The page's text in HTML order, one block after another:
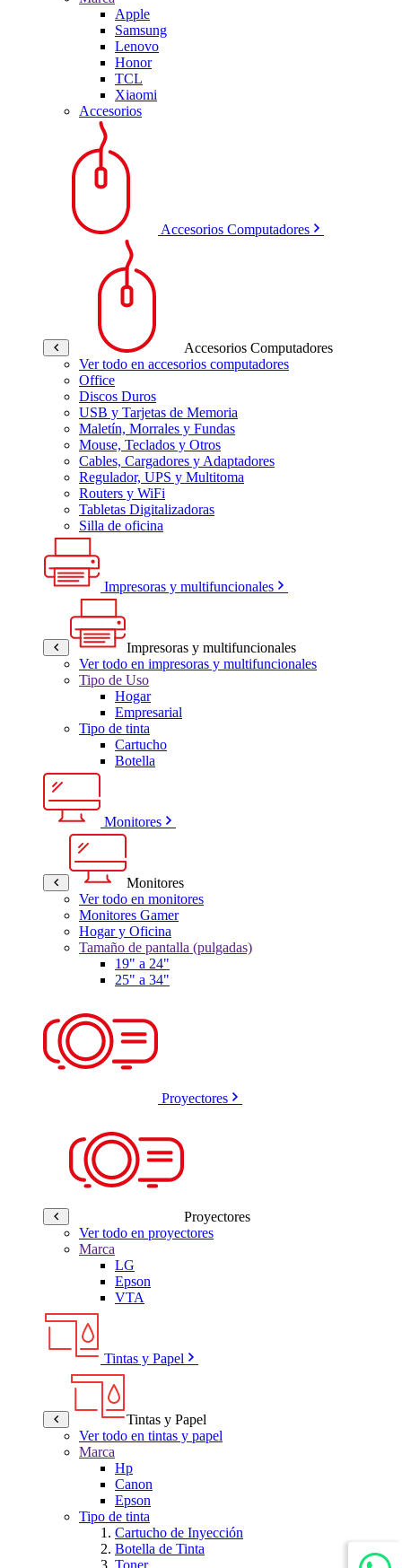
Apple
Samsung
Lenovo
Honor
TCL
Xiaomi
Accesorios
Accesorios Computadores
Accesorios Computadores
Ver todo en accesorios computadores
Office
Discos Duros
USB y Tarjetas de Memoria
Maletín, Morrales y Fundas
Mouse, Teclados y Otros
Cables, Cargadores y Adaptadores
Regulador, UPS y Multitoma
Routers y WiFi
Tabletas Digitalizadoras
Silla de oficina
Impresoras y multifuncionales
Impresoras y multifuncionales
Ver todo en impresoras y multifuncionales
Tipo de Uso
Hogar
Empresarial
Tipo de tinta
Cartucho
Botella
Monitores
Monitores
Ver todo en monitores
Monitores Gamer
Hogar y Oficina
Tamaño de pantalla (pulgadas)
19" a 24"
25" a 34"
Proyectores
Proyectores
Ver todo en proyectores
Marca
LG
Epson
VTA
Tintas y Papel
Tintas y Papel
Ver todo en tintas y papel
Marca
Hp
Canon
Epson
Tipo de tinta
Cartucho de Inyección
Botella de Tinta
Toner